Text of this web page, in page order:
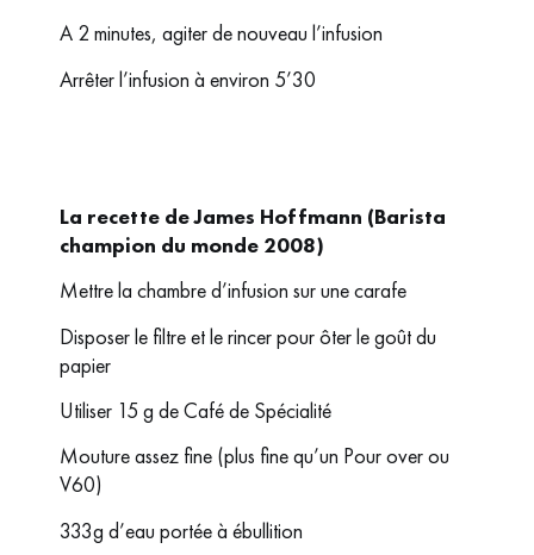
A 2 minutes, agiter de nouveau l’infusion
Arrêter l’infusion à environ 5’30
La recette de James Hoffmann (Barista
champion du monde 2008)
Mettre la chambre d’infusion sur une carafe
Disposer le filtre et le rincer pour ôter le goût du
papier
Utiliser 15 g de Café de Spécialité
Mouture assez fine (plus fine qu’un Pour over ou
V60)
333g d’eau portée à ébullition